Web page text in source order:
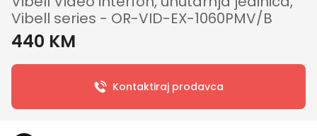
Vibell series - OR-VID-EX-1060PMV/B
440 KM
Kontaktiraj prodavca